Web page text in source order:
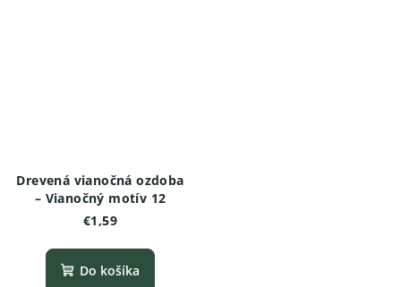
Drevená vianočná ozdoba
– Vianočný motív 12
€1,59
Do košíka